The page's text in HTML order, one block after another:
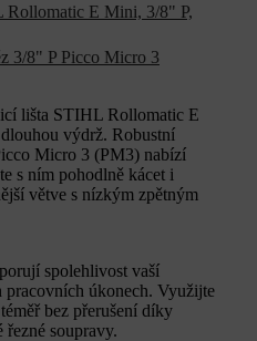
Rollomatic E Mini, 3/8" P,
3/8" P Picco Micro 3
lišta STIHL Rollomatic E
výdrž. Robustní
Micro 3 (PM3) nabízí
s ním pohodlně kácet i
větve s nízkým zpětným
spolehlivost vaší
úkonech. Využijte
bez přerušení díky
řezné soupravy.